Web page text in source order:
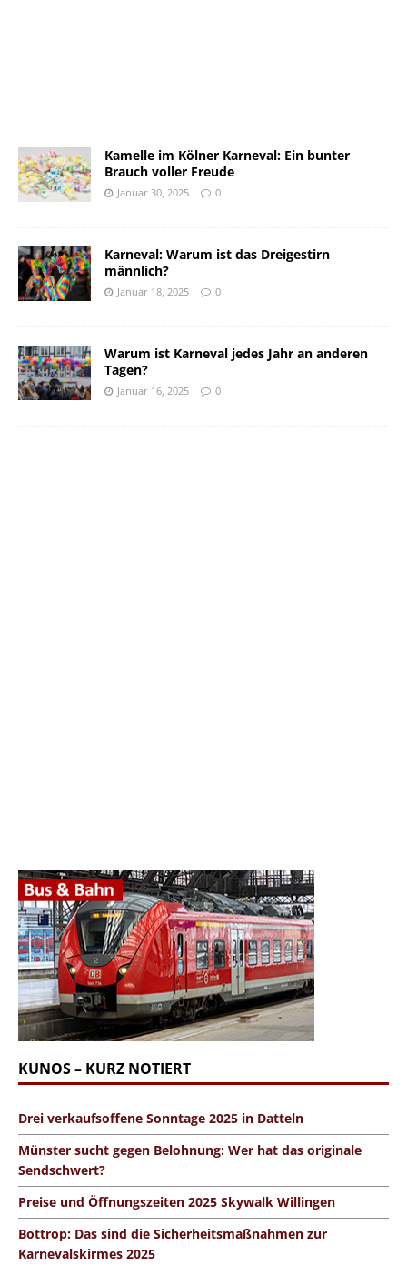
Kamelle im Kölner Karneval: Ein bunter
Brauch voller Freude
Januar 30, 2025 0
Karneval: Warum ist das Dreigestirn
männlich?
Januar 18, 2025 0
Warum ist Karneval jedes Jahr an anderen
Tagen?
Januar 16, 2025 0
KUNOS – KURZ NOTIERT
Drei verkaufsoffene Sonntage 2025 in Datteln
Münster sucht gegen Belohnung: Wer hat das originale
Sendschwert?
Preise und Öffnungszeiten 2025 Skywalk Willingen
Bottrop: Das sind die Sicherheitsmaßnahmen zur
Karnevalskirmes 2025